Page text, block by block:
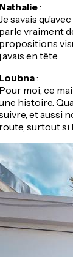
Nathalie:
savais
parle vraiment
propositions
j’avais en tête.
Loubna:
Pour moi, ce
histoire.
et aussi
route, surtout si